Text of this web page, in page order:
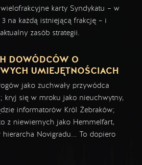
karty Syndykatu – w
na każdą istniejącą frakcję – i
zasób strategii.
DOWÓDCÓW O
UMIEJĘTNOŚCIACH
jako zuchwały przywódca
kryj się w mroku jako nieuchwytny,
informatorów Król Żebraków;
z niewiernych jako Hemmelfart,
hierarcha Novigradu... To dopiero